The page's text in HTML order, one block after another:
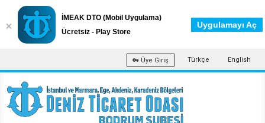
Üye Giriş Türkçe English
İMEAK DTO (Mobil Uygulama)
Ücretsiz - Play Store
Uygulamayı Aç